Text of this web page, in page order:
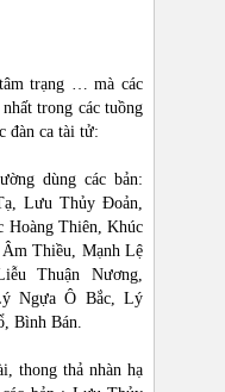
trạng … mà các
trong các tuồng
đàn ca tài tử:
dùng các bản:
Lưu Thủy Đoản,
Thiên, Khúc
Thiều, Mạnh Lệ
Thuận Nương,
Ngựa Ô Bắc, Lý
Bình Bán.
thong thả nhàn hạ